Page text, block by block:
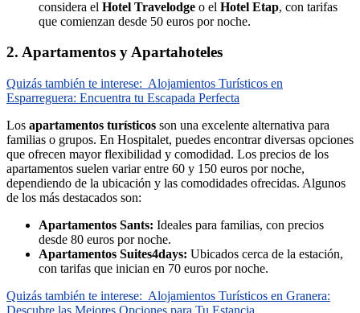
considera el Hotel Travelodge o el Hotel Etap, con tarifas
que comienzan desde 50 euros por noche.
2. Apartamentos y Apartahoteles
Quizás también te interese: Alojamientos Turísticos en
Esparreguera: Encuentra tu Escapada Perfecta
Los apartamentos turísticos son una excelente alternativa para
familias o grupos. En Hospitalet, puedes encontrar diversas opciones
que ofrecen mayor flexibilidad y comodidad. Los precios de los
apartamentos suelen variar entre 60 y 150 euros por noche,
dependiendo de la ubicación y las comodidades ofrecidas. Algunos
de los más destacados son:
Apartamentos Sants: Ideales para familias, con precios
desde 80 euros por noche.
Apartamentos Suites4days: Ubicados cerca de la estación,
con tarifas que inician en 70 euros por noche.
Quizás también te interese: Alojamientos Turísticos en Granera:
Descubre las Mejores Opciones para Tu Estancia